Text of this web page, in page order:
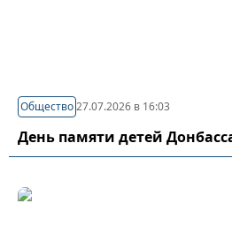
Общество27.07.2026 в 16:03
День памяти детей